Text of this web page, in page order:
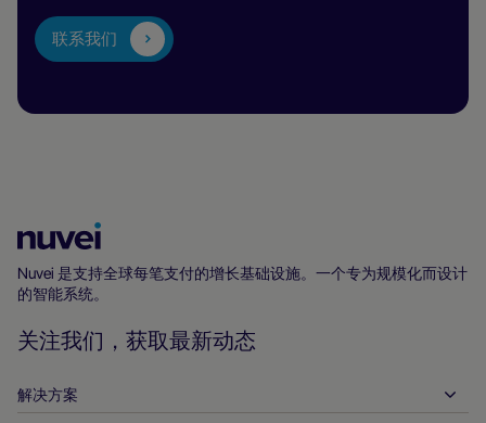
联系我们
主
Nuvei 是支持全球每笔支付的增长基础设施。一个专为规模化而设计
的智能系统。
关注我们，获取最新动态
解决方案